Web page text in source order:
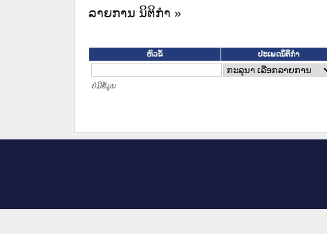
ລາຍການ ນິຕິກໍາ »
ຫົວຂໍ້ ປະເພດນິຕິກຳ
ບໍ່ມີຂໍ້ມູນ